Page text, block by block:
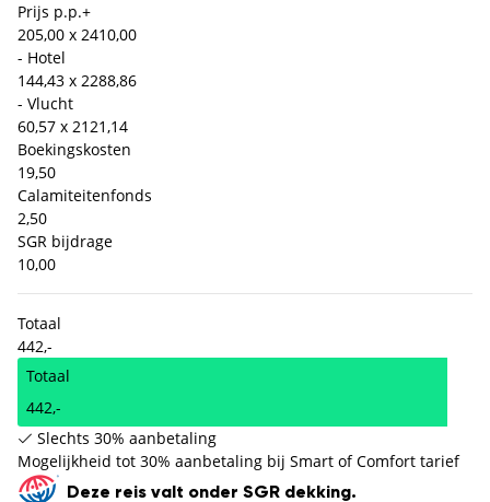
Prijs p.p.+
205,00 x 2410,00
- Hotel
144,43 x 2288,86
- Vlucht
60,57 x 2121,14
Boekingskosten
19,50
Calamiteitenfonds
2,50
SGR bijdrage
10,00
Totaal
442,-
Totaal
442,-
Slechts 30% aanbetaling
Mogelijkheid tot 30% aanbetaling bij Smart of Comfort tarief
Deze reis valt onder SGR dekking.